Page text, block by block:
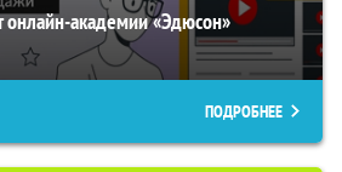
онлайн-академии «Эдюсон»
ПОДРОБНЕЕ